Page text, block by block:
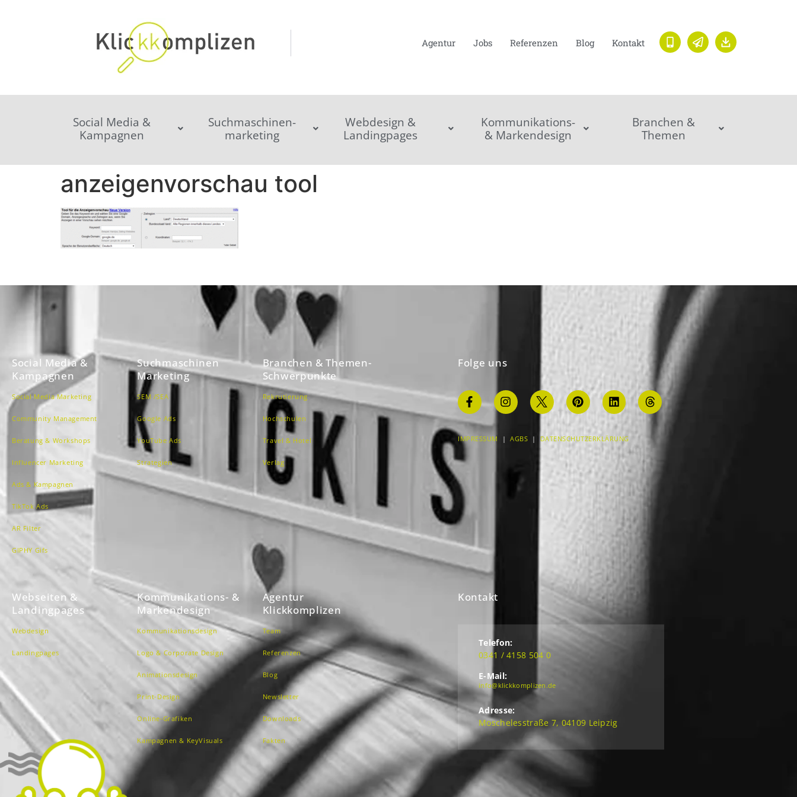
Agentur Jobs Referenzen Blog Kontakt
Social Media &
Kampagnen
Suchmaschinen-
marketing
Webdesign &
Landingpages
Kommunikations-
& Markendesign
Branchen &
Themen
anzeigenvorschau tool
Social Media &
Kampagnen
Social Media Marketing
Community Management
Beratung & Workshops
Influencer Marketing
Ads & Kampagnen
TikTok Ads
AR Filter
GIPHY Gifs
Suchmaschinen
Marketing
SEM /SEA
Google Ads
YouTube Ads
Strategien
Branchen & Themen-
Schwerpunkte
Rekrutierung
Hochschulen
Travel & Hotel
Verlag
Folge uns
IMPRESSUM | AGBS | DATENSCHUTZERKLÄRUNG
Webseiten &
Landingpages
Webdesign
Landingpages
Kommunikations- &
Markendesign
Kommunikationsdesign
Logo & Corporate Design
Animationsdesign
Print-Design
Online-Grafiken
Kampagnen & KeyVisuals
Agentur
Klickkomplizen
Team
Referenzen
Blog
Newsletter
Downloads
Fakten
Kontakt
Telefon:
0341 / 4158 504 0
E-Mail:
info@klickkomplizen.de
Adresse:
Moschelesstraße 7, 04109 Leipzig